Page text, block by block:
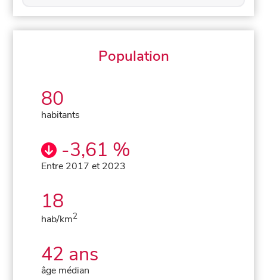
Population
80
habitants
-3,61 %
Entre 2017 et 2023
18
hab/km2
42 ans
âge médian